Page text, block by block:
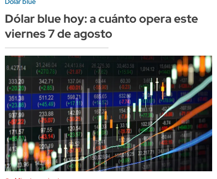
Dólar blue hoy: a cuánto opera este
viernes 7 de agosto